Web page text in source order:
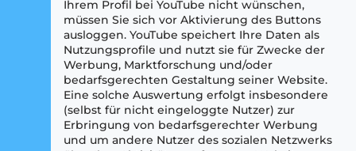
Ihrem Profil bei YouTube nicht wünschen,
müssen Sie sich vor Aktivierung des Buttons
ausloggen. YouTube speichert Ihre Daten als
Nutzungsprofile und nutzt sie für Zwecke der
Werbung, Marktforschung und/oder
bedarfsgerechten Gestaltung seiner Website.
Eine solche Auswertung erfolgt insbesondere
(selbst für nicht eingeloggte Nutzer) zur
Erbringung von bedarfsgerechter Werbung
und um andere Nutzer des sozialen Netzwerks